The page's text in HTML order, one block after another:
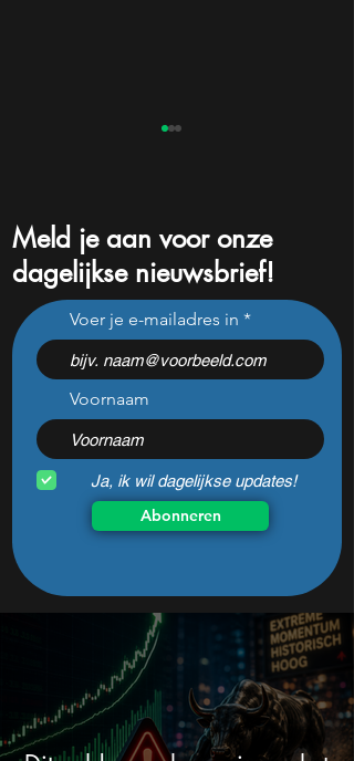
Kan bol.com aandeel
Ahold nieuw leven
inblazen?
Meld je aan voor onze
dagelijkse nieuwsbrief!
Voer je e-mailadres in
Voornaam
Ja, ik wil dagelijkse updates!
Abonneren